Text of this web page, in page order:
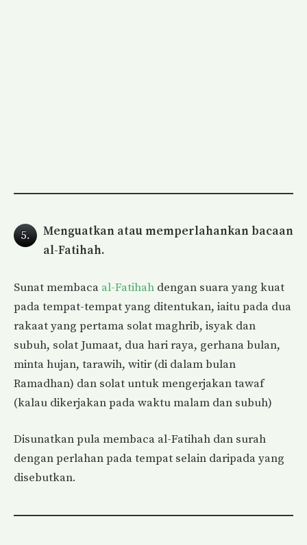
5.
Menguatkan atau memperlahankan bacaan
al-Fatihah.
Sunat membaca al-Fatihah dengan suara yang kuat
pada tempat-tempat yang ditentukan, iaitu pada dua
rakaat yang pertama solat maghrib, isyak dan
subuh, solat Jumaat, dua hari raya, gerhana bulan,
minta hujan, tarawih, witir (di dalam bulan
Ramadhan) dan solat untuk mengerjakan tawaf
(kalau dikerjakan pada waktu malam dan subuh)
Disunatkan pula membaca al-Fatihah dan surah
dengan perlahan pada tempat selain daripada yang
disebutkan.